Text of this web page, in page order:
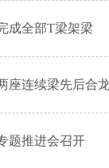
成全部T梁架梁
座连续梁先后合
题推进会召开